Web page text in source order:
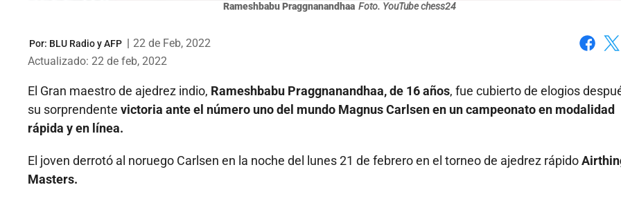
Rameshbabu Praggnanandhaa Foto. YouTube chess24
Por: BLU Radio y AFP | 22 de Feb, 2022
Actualizado: 22 de feb, 2022
El Gran maestro de ajedrez indio, Rameshbabu Praggnanandhaa, de 16 años, fue cubierto de elogios
su sorprendente victoria ante el número uno del mundo Magnus Carlsen en un campeonato en modalidad
rápida y en línea.
El joven derrotó al noruego Carlsen en la noche del lunes 21 de febrero en el torneo de ajedrez rápido
Masters.